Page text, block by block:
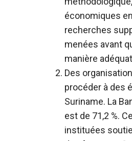
économiques
recherches
menées avant
manière
Des
procéder à des
Suriname. La
est de 71,2 %.
instituées